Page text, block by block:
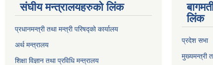
संघीय मन्त्रालयहरुको लिंक
प्रधानमन्त्री तथा मन्त्री परिषद्को कार्यालय
अर्थ मन्त्रालय
शिक्षा विज्ञान तथा प्रविधि मन्त्रालय
लिंक
प्रदेश सभा
मुख्यमन्त्री